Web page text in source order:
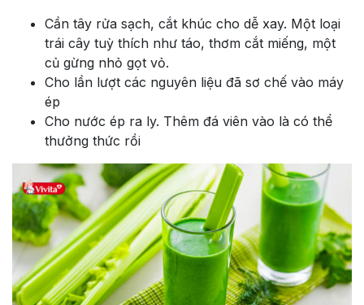
Cần tây rửa sạch, cắt khúc cho dễ xay. Một loại
trái cây tuỳ thích như táo, thơm cắt miếng, một
củ gừng nhỏ gọt vỏ.
Cho lần lượt các nguyên liệu đã sơ chế vào máy
ép
Cho nước ép ra ly. Thêm đá viên vào là có thể
thưởng thức rồi